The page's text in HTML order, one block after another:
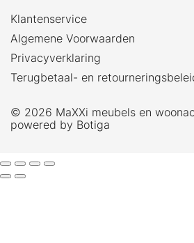
Klantenservice
Algemene Voorwaarden
Privacyverklaring
Terugbetaal- en
© 2026 MaXXi meubels en
powered by Botiga